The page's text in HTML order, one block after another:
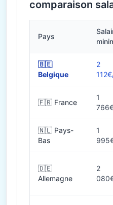
comparaison
Pays
🇧🇪
Belgique
2
🇫🇷 France
1
🇳🇱 Pays-
Bas
1
🇩🇪
Allemagne
2